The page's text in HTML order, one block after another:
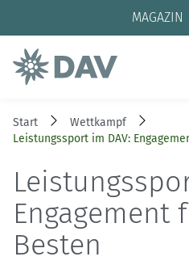
MAGAZIN
Start
Wettkampf
Leistungssport im DAV:
Engagement
Besten